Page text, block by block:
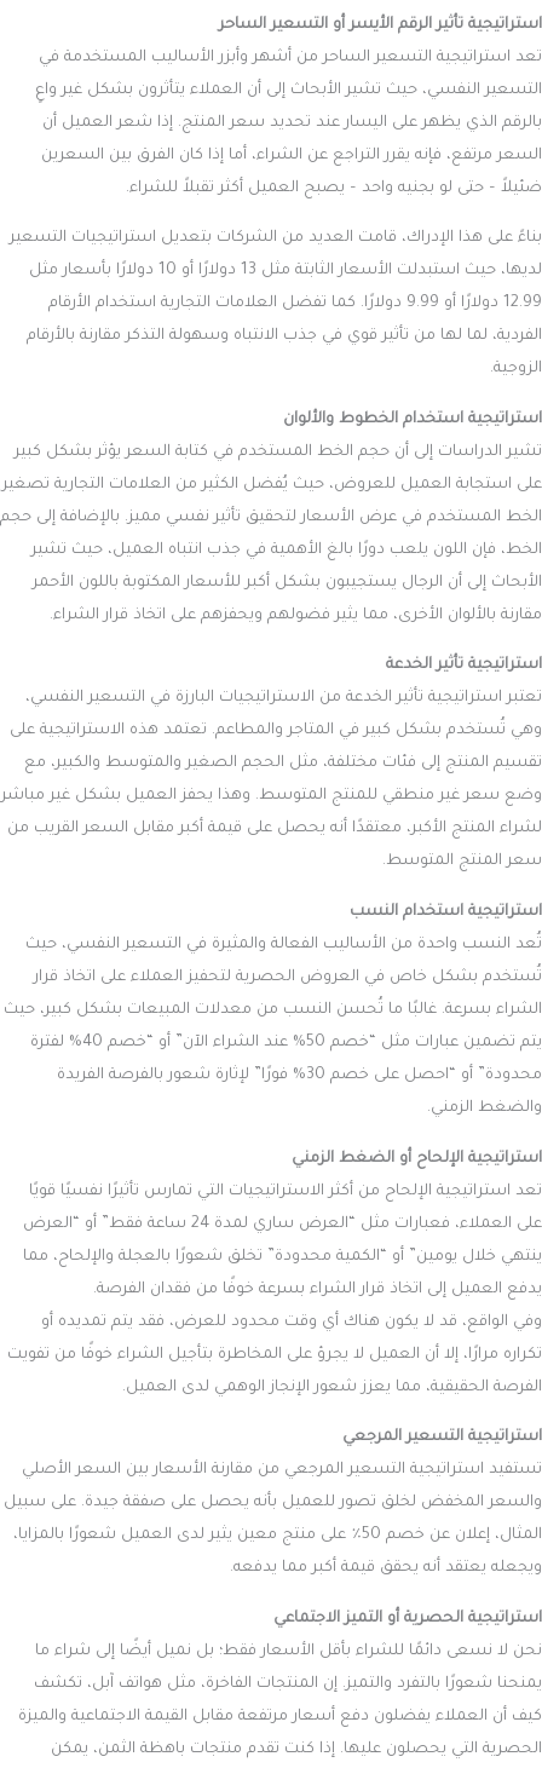
استراتيجية تأثير الرقم الأيسر أو التسعير الساحر
تعد استراتيجية التسعير الساحر من أشهر وأبزر الأساليب المستخدمة في
التسعير النفسي، حيث تشير الأبحاث إلى أن العملاء يتأثرون بشكل غير واعٍ
بالرقم الذي يظهر على اليسار عند تحديد سعر المنتج. إذا شعر العميل أن
السعر مرتفع، فإنه يقرر التراجع عن الشراء، أما إذا كان الفرق بين السعرين
ضئيلاً – حتى لو بجنيه واحد – يصبح العميل أكثر تقبلاً للشراء.
بناءً على هذا الإدراك، قامت العديد من الشركات بتعديل استراتيجيات التسعير
لديها، حيث استبدلت الأسعار الثابتة مثل 13 دولارًا أو 10 دولارًا بأسعار مثل
12.99 دولارًا أو 9.99 دولارًا. كما تفضل العلامات التجارية استخدام الأرقام
الفردية، لما لها من تأثير قوي في جذب الانتباه وسهولة التذكر مقارنة بالأرقام
الزوجية.
استراتيجية استخدام الخطوط والألوان
تشير الدراسات إلى أن حجم الخط المستخدم في كتابة السعر يؤثر بشكل كبير
على استجابة العميل للعروض، حيث يُفضل الكثير من العلامات التجارية تصغير
الخط المستخدم في عرض الأسعار لتحقيق تأثير نفسي مميز. بالإضافة إلى حجم
الخط، فإن اللون يلعب دورًا بالغ الأهمية في جذب انتباه العميل، حيث تشير
الأبحاث إلى أن الرجال يستجيبون بشكل أكبر للأسعار المكتوبة باللون الأحمر
مقارنة بالألوان الأخرى، مما يثير فضولهم ويحفزهم على اتخاذ قرار الشراء.
استراتيجية تأثير الخدعة
تعتبر استراتيجية تأثير الخدعة من الاستراتيجيات البارزة في التسعير النفسي،
وهي تُستخدم بشكل كبير في المتاجر والمطاعم. تعتمد هذه الاستراتيجية على
تقسيم المنتج إلى فئات مختلفة، مثل الحجم الصغير والمتوسط والكبير، مع
وضع سعر غير منطقي للمنتج المتوسط. وهذا يحفز العميل بشكل غير مباشر
لشراء المنتج الأكبر، معتقدًا أنه يحصل على قيمة أكبر مقابل السعر القريب من
سعر المنتج المتوسط.
استراتيجية استخدام النسب
تُعد النسب واحدة من الأساليب الفعالة والمثيرة في التسعير النفسي، حيث
تُستخدم بشكل خاص في العروض الحصرية لتحفيز العملاء على اتخاذ قرار
الشراء بسرعة. غالبًا ما تُحسن النسب من معدلات المبيعات بشكل كبير، حيث
يتم تضمين عبارات مثل “خصم 50% عند الشراء الآن” أو “خصم 40% لفترة
محدودة” أو “احصل على خصم 30% فورًا” لإثارة شعور بالفرصة الفريدة
والضغط الزمني.
استراتيجية الإلحاح أو الضغط الزمني
تعد استراتيجية الإلحاح من أكثر الاستراتيجيات التي تمارس تأثيرًا نفسيًا قويًا
على العملاء، فعبارات مثل “العرض ساري لمدة 24 ساعة فقط” أو “العرض
ينتهي خلال يومين” أو “الكمية محدودة” تخلق شعورًا بالعجلة والإلحاح، مما
يدفع العميل إلى اتخاذ قرار الشراء بسرعة خوفًا من فقدان الفرصة.
وفي الواقع، قد لا يكون هناك أي وقت محدود للعرض، فقد يتم تمديده أو
تكراره مرارًا، إلا أن العميل لا يجرؤ على المخاطرة بتأجيل الشراء خوفًا من تفويت
الفرصة الحقيقية، مما يعزز شعور الإنجاز الوهمي لدى العميل.
استراتيجية التسعير المرجعي
تستفيد استراتيجية التسعير المرجعي من مقارنة الأسعار بين السعر الأصلي
والسعر المخفض لخلق تصور للعميل بأنه يحصل على صفقة جيدة. على سبيل
المثال، إعلان عن خصم 50٪ على منتج معين يثير لدى العميل شعورًا بالمزايا،
ويجعله يعتقد أنه يحقق قيمة أكبر مما يدفعه.
استراتيجية الحصرية أو التميز الاجتماعي
نحن لا نسعى دائمًا للشراء بأقل الأسعار فقط؛ بل نميل أيضًا إلى شراء ما
يمنحنا شعورًا بالتفرد والتميز. إن المنتجات الفاخرة، مثل هواتف آبل، تكشف
كيف أن العملاء يفضلون دفع أسعار مرتفعة مقابل القيمة الاجتماعية والميزة
الحصرية التي يحصلون عليها. إذا كنت تقدم منتجات باهظة الثمن، يمكن